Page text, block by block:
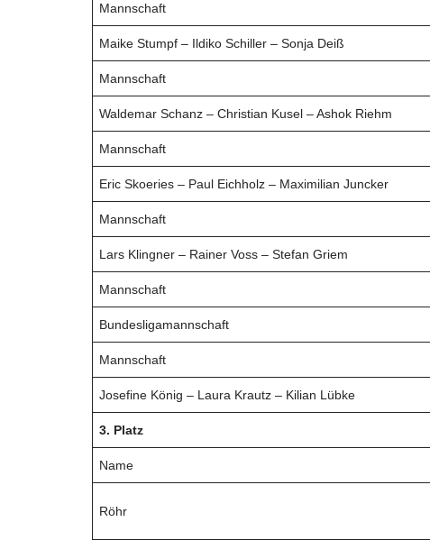
Mannschaft
Maike Stumpf – Ildiko Schiller – Sonja Deiß
Mannschaft
Waldemar Schanz – Christian Kusel – Ashok Riehm
Mannschaft
Eric Skoeries – Paul Eichholz – Maximilian Juncker
Mannschaft
Lars Klingner – Rainer Voss – Stefan Griem
Mannschaft
Bundesligamannschaft
Mannschaft
Josefine König – Laura Krautz – Kilian Lübke
3. Platz
Name
Röhr